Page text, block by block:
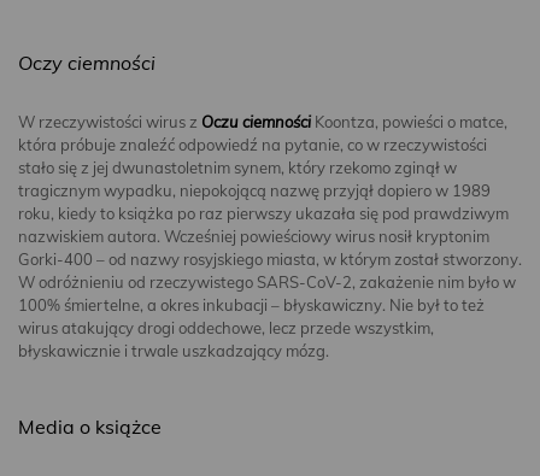
Oczy ciemności
W rzeczywistości wirus z Oczu ciemności Koontza, powieści o matce,
która próbuje znaleźć odpowiedź na pytanie, co w rzeczywistości
stało się z jej dwunastoletnim synem, który rzekomo zginął w
tragicznym wypadku, niepokojącą nazwę przyjął dopiero w 1989
roku, kiedy to książka po raz pierwszy ukazała się pod prawdziwym
nazwiskiem autora. Wcześniej powieściowy wirus nosił kryptonim
Gorki-400 – od nazwy rosyjskiego miasta, w którym został stworzony.
W odróżnieniu od rzeczywistego SARS-CoV-2, zakażenie nim było w
100% śmiertelne, a okres inkubacji – błyskawiczny. Nie był to też
wirus atakujący drogi oddechowe, lecz przede wszystkim,
błyskawicznie i trwale uszkadzający mózg.
Media o książce